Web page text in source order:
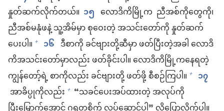
နှုတ်ဆက်လိုက်တယ်။ ၁၅ လောဒိကိမြို့က ညီအစ်ကိုတွေကို၊
ညီအစ်မနုံဖနဲ့ သူ့အိမ်မှာ စုဝေးတဲ့ အသင်းတော်ကို နှုတ်ဆက်
ပေးပါ။ + ၁၆ ဒီစာကို ခင်ဗျားတို့ဆီမှာ ဖတ်ပြီးတဲ့အခါ လောဒိ
ကိအသင်းတော်မှာလည်း ဖတ်ခိုင်းပါ။ လောဒိကိမြို့ကနေရတဲ့
ကျွန်တော့်ရဲ့ စာကိုလည်း ခင်ဗျားတို့ ဖတ်ဖို့ စီစဉ်ကြပါ။ + ၁၇
အာခိပ္ပုကိုလည်း + “သခင်ပေးအပ်ထားတဲ့ အလုပ်ကို